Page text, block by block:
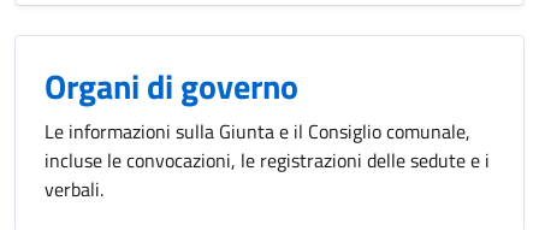
Organi di governo
Le informazioni sulla Giunta e il Consiglio comunale,
incluse le convocazioni, le registrazioni delle sedute e i
verbali.